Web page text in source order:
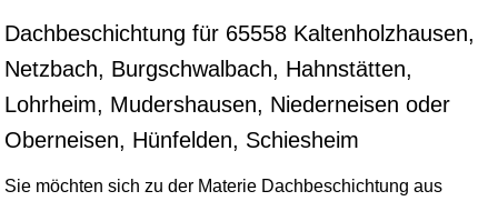
Dachbeschichtung für 65558 Kaltenholzhausen,
Netzbach, Burgschwalbach, Hahnstätten,
Lohrheim, Mudershausen, Niederneisen oder
Oberneisen, Hünfelden, Schiesheim
Sie möchten sich zu der Materie Dachbeschichtung aus